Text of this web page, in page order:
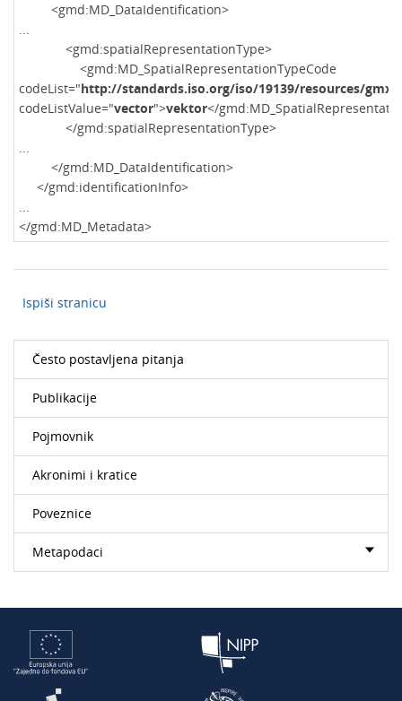
<gmd:MD_DataIdentification>
...
<gmd:spatialRepresentationType>
<gmd:MD_SpatialRepresentationTypeCode
codeList="http://standards.iso.org/iso/19139/resources/
codeListValue="vector">vektor</
</gmd:spatialRepresentationType>
...
</gmd:MD_DataIdentification>
</gmd:identificationInfo>
...
</gmd:MD_Metadata>
Ispiši stranicu
Često postavljena pitanja
Publikacije
Pojmovnik
Akronimi i kratice
Poveznice
Metapodaci